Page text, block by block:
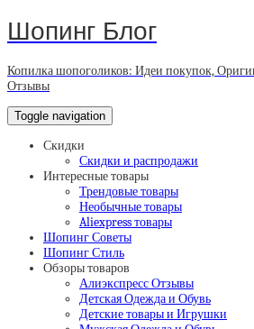
Шопинг Блог
Копилка шопоголиков: Идеи покупок,
Отзывы
Toggle navigation
Скидки
Скидки и распродажи
Интересные товары
Трендовые товары
Необычные товары
Aliexpress товары
Шопинг Советы
Шопинг Стиль
Обзоры товаров
Алиэкспресс Отзывы
Детская Одежда и Обувь
Детские товары и Игрушки